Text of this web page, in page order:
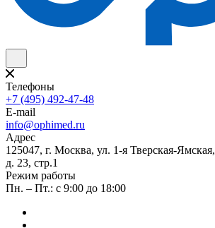
Телефоны
+7 (495) 492-47-48
E-mail
info@ophimed.ru
Адрес
125047, г. Москва, ул. 1-я Тверская-Ямская,
д. 23, стр.1
Режим работы
Пн. – Пт.: с 9:00 до 18:00